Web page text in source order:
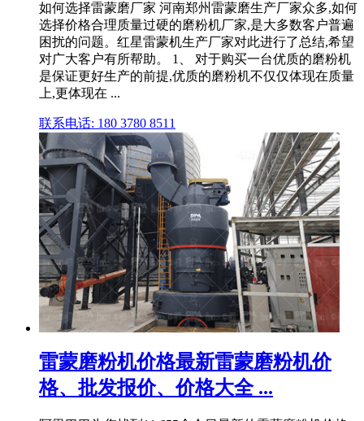
如何选择雷蒙磨厂家 河南郑州雷蒙磨生产厂家众多,如何
选择价格合理质量过硬的磨粉机厂家,是大多数客户普遍
困扰的问题。红星雷蒙机生产厂家对此进行了总结,希望
对广大客户有所帮助。 1、 对于购买一台优质的磨粉机
是保证更好生产的前提,优质的磨粉机不仅仅体现在质量
上,更体现在 ...
联系电话: 180 3780 8511
雷蒙磨粉机价格最新雷蒙磨粉机价
格、批发报价、价格大全 ...